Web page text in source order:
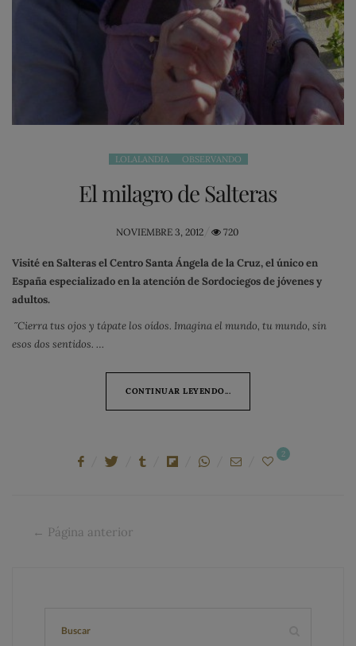
LOLALANDIA OBSERVANDO
El milagro de Salteras
POSTED
NOVIEMBRE 3, 2012 720
Visité en Salteras el Centro Santa Ángela de la Cruz, el único en
España especializado en la atención de Sordociegos de jóvenes y
adultos.
˝Cierra tus ojos y tápate los oídos. Imagina el mundo, tu mundo, sin
esos dos sentidos. …
CONTINUAR LEYENDO...
2
← Página anterior